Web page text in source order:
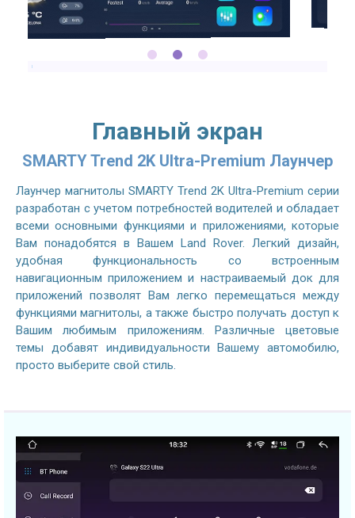
Главный экран
SMARTY Trend 2K Ultra-Premium Лаунчер
Лаунчер магнитолы SMARTY Trend 2K Ultra-Premium серии
разработан с учетом потребностей водителей и обладает
всеми основными функциями и приложениями, которые
Вам понадобятся в Вашем Land Rover. Легкий дизайн,
удобная функциональность со встроенным
навигационным приложением и настраиваемый док для
приложений позволят Вам легко перемещаться между
функциями магнитолы, а также быстро получать доступ к
Вашим любимым приложениям. Различные цветовые
темы добавят индивидуальности Вашему автомобилю,
просто выберите свой стиль.